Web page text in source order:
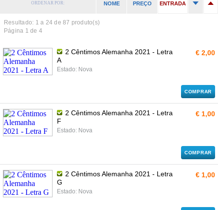
ORDENAR POR: NOME PREÇO ENTRADA
Resultado: 1 a 24 de 87 produto(s)
Página 1 de 4
2 Cêntimos Alemanha 2021 - Letra
A
Estado: Nova
€ 2,00
COMPRAR
2 Cêntimos Alemanha 2021 - Letra
F
Estado: Nova
€ 1,00
COMPRAR
2 Cêntimos Alemanha 2021 - Letra
G
Estado: Nova
€ 1,00